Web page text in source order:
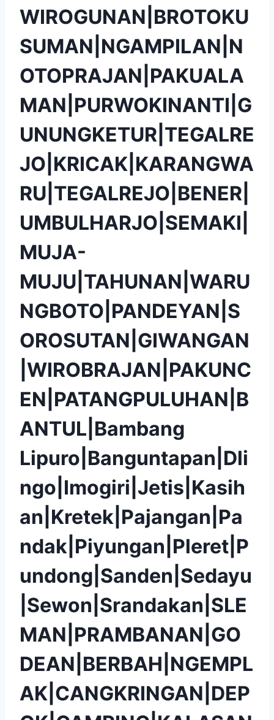
WIROGUNAN|BROTOKU
SUMAN|NGAMPILAN|N
OTOPRAJAN|PAKUALA
MAN|PURWOKINANTI|G
UNUNGKETUR|TEGALRE
JO|KRICAK|KARANGWA
RU|TEGALREJO|BENER|
UMBULHARJO|SEMAKI|
MUJA-
MUJU|TAHUNAN|WARU
NGBOTO|PANDEYAN|S
OROSUTAN|GIWANGAN
|WIROBRAJAN|PAKUNC
EN|PATANGPULUHAN|B
ANTUL|Bambang
Lipuro|Banguntapan|Dli
ngo|Imogiri|Jetis|Kasih
an|Kretek|Pajangan|Pa
ndak|Piyungan|Pleret|P
undong|Sanden|Sedayu
|Sewon|Srandakan|SLE
MAN|PRAMBANAN|GO
DEAN|BERBAH|NGEMPL
AK|CANGKRINGAN|DEP